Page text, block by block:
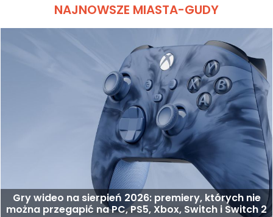
NAJNOWSZE MIASTA-GUDY
Gry wideo na sierpień 2026: premiery, których nie
można przegapić na PC, PS5, Xbox, Switch i Switch 2